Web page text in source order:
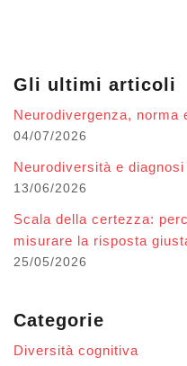
Gli ultimi articoli
Neurodivergenza, norma
04/07/2026
Neurodiversità e
13/06/2026
Scala della certezza:
misurare la risposta
25/05/2026
Categorie
Diversità cognitiva